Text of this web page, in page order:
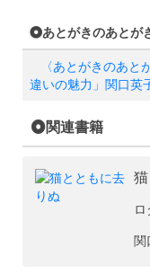
あとがきのあとが
〈あとがきのあ
違いの魅力」関口英
関連書籍
ロ
関